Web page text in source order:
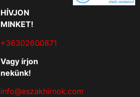
HÍVJON
MINKET!
+36302600871
Vagy írjon
nekünk!
info@eszakhirnok.com